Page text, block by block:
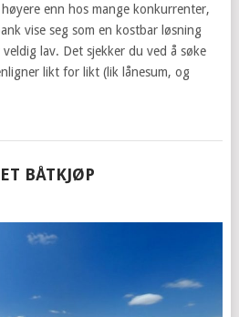
enn hos mange konkurrenter,
vise seg som en kostbar løsning
lav. Det sjekker du ved å søke
likt for likt (lik lånesum, og
BÅTKJØP